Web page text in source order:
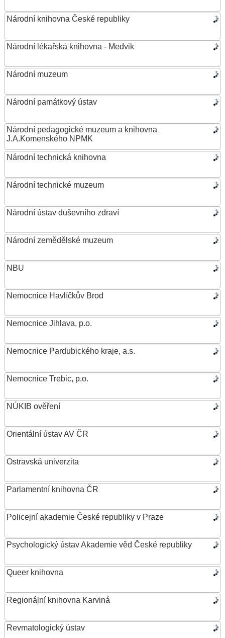
Národní knihovna České republiky
Národní lékařská knihovna - Medvik
Národní muzeum
Národní památkový ústav
Národní pedagogické muzeum a knihovna
J.A.Komenského NPMK
Národní technická knihovna
Národní technické muzeum
Národní ústav duševního zdraví
Národní zemědělské muzeum
NBU
Nemocnice Havlíčkův Brod
Nemocnice Jihlava, p.o.
Nemocnice Pardubického kraje, a.s.
Nemocnice Trebic, p.o.
NÚKIB ověření
Orientální ústav AV ČR
Ostravská univerzita
Parlamentní knihovna ČR
Policejní akademie České republiky v Praze
Psychologický ústav Akademie věd České republiky
Queer knihovna
Regionální knihovna Karviná
Revmatologický ústav